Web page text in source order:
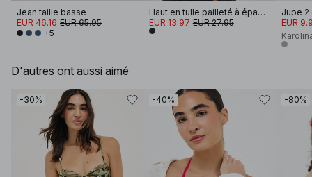
Jean taille basse
EUR 46.16 EUR 65.95
+5
Haut en tulle pailleté à épaules dénudées
EUR 13.97 EUR 27.95
Jupe 2
EUR
D'autres ont aussi aimé
-30% -40% -80%